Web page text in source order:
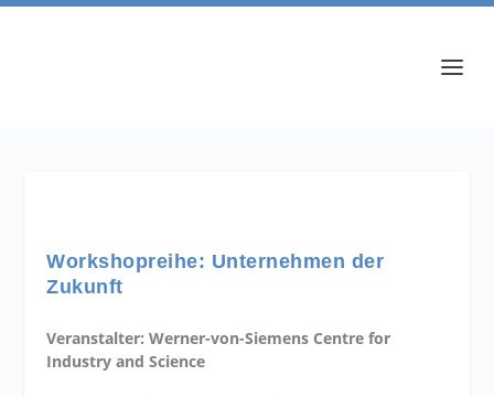
Workshopreihe: Unternehmen der
Zukunft
Veranstalter: Werner-von-Siemens Centre for
Industry and Science